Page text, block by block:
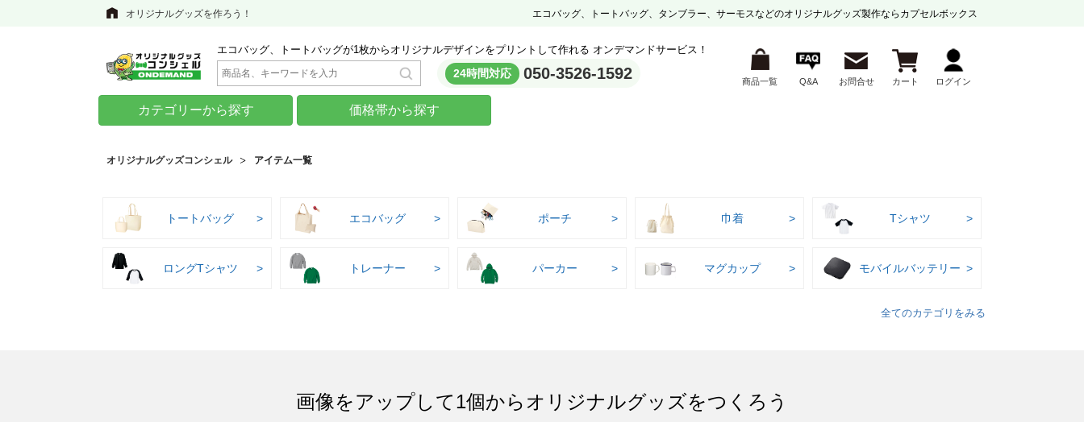
オリジナルグッズを作ろう！ エコバッグ、トートバッグ、タンブラー、サーモスなどのオリジナルグッズ製作ならカプセルボックス
エコバッグ、トートバッグが1枚からオリジナルデザインをプリントして作れる オンデマンドサービス！
24時間対応 050-3526-1592 商品一覧 Q&A お問合せ カート ログイン
カテゴリーから探す 価格帯から探す
オリジナルグッズコンシェル アイテム一覧
トートバッグ エコバッグ ポーチ 巾着 Tシャツ
ロングTシャツ トレーナー パーカー マグカップ モバイルバッテリー
全てのカテゴリをみる
画像をアップして1個からオリジナルグッズをつくろう